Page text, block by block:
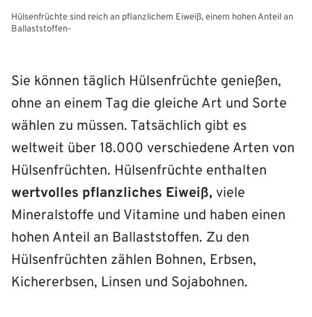
Hülsenfrüchte sind reich an pflanzlichem Eiweiß, einem hohen Anteil an
Ballaststoffen-
Sie können täglich Hülsenfrüchte genießen,
ohne an einem Tag die gleiche Art und Sorte
wählen zu müssen. Tatsächlich gibt es
weltweit über 18.000 verschiedene Arten von
Hülsenfrüchten. Hülsenfrüchte enthalten
wertvolles pflanzliches Eiweiß, viele
Mineralstoffe und Vitamine und haben einen
hohen Anteil an Ballaststoffen. Zu den
Hülsenfrüchten zählen Bohnen, Erbsen,
Kichererbsen, Linsen und Sojabohnen.